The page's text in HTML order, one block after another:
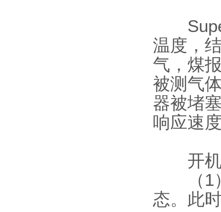
温度，
气，煤
被测气
器被堵
响应速
开机
（1）
态。此